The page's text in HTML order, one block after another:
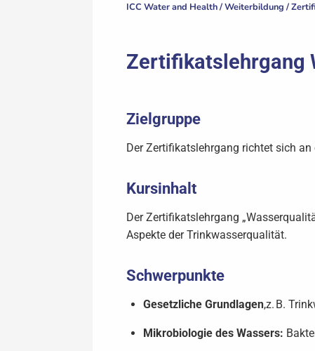
ICC Water and Health /Weiterbildung /
Zertifikatslehrgang
Zielgruppe
Der Zertifikatslehrgang richtet sich
Kursinhalt
Der Zertifikatslehrgang
Aspekte der Trinkwasserqualität.
Schwerpunkte
Gesetzliche Grundlagen,z. B.
Mikrobiologie des Wassers: